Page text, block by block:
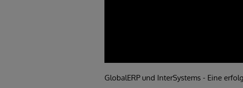
GlobalERP und InterSystems - Eine